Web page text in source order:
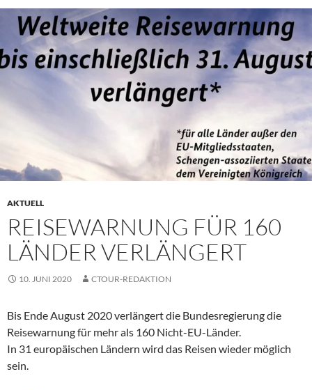
AKTUELL
REISEWARNUNG FÜR 160
LÄNDER VERLÄNGERT
10. JUNI 2020 CTOUR-REDAKTION
Bis Ende August 2020 verlängert die Bundesregierung die
Reisewarnung für mehr als 160 Nicht-EU-Länder.
In 31 europäischen Ländern wird das Reisen wieder möglich
sein.